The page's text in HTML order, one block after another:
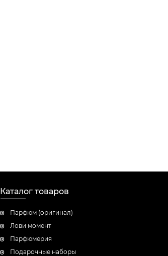
Каталог товаров
Парфюм (оригинал)
Лови момент
Парфюмерия
Подарочные наборы